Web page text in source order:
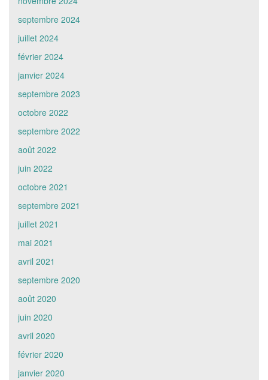
septembre 2024
juillet 2024
février 2024
janvier 2024
septembre 2023
octobre 2022
septembre 2022
août 2022
juin 2022
octobre 2021
septembre 2021
juillet 2021
mai 2021
avril 2021
septembre 2020
août 2020
juin 2020
avril 2020
février 2020
janvier 2020